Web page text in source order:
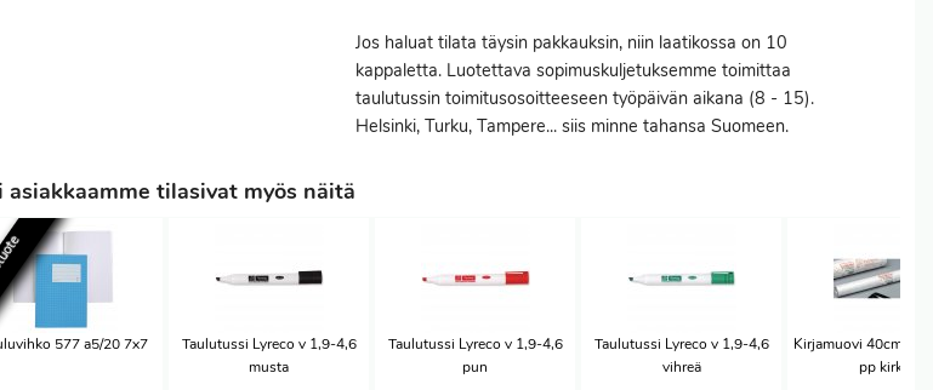
Jos haluat tilata täysin pakkauksin, niin laatikossa on 10
kappaletta. Luotettava sopimuskuljetuksemme toimittaa
taulutussin toimitusosoitteeseen työpäivän aikana (8 - 15).
Helsinki, Turku, Tampere... siis minne tahansa Suomeen.
tilasivat myös näitä
577 a5/20 7x7
Taulutussi Lyreco v 1,9-4,6
musta
Taulutussi Lyreco v 1,9-4,6
pun
Taulutussi Lyreco v 1,9-4,6
vihreä
Kirjamuovi 40cm x
pp kirkas